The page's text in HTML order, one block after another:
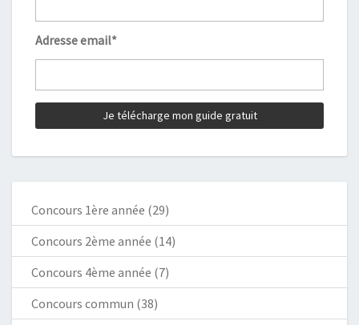
Adresse email*
Concours 1ère année (29)
Concours 2ème année (14)
Concours 4ème année (7)
Concours commun (38)